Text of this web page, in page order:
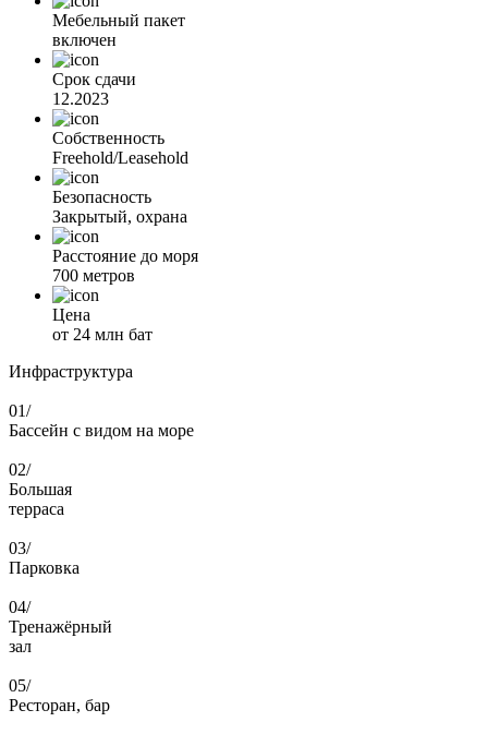
Мебельный пакет
включен
Срок сдачи
12.2023
Собственность
Freehold/Leasehold
Безопасность
Закрытый, охрана
Расстояние до моря
700 метров
Цена
от 24 млн бат
Инфраструктура
01/
Бассейн с видом на море
02/
Большая
терраса
03/
Парковка
04/
Тренажёрный
зал
05/
Ресторан, бар